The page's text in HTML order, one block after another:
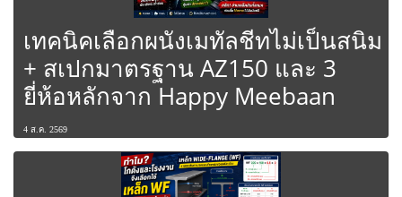
เทคนิคเลือกผนังเมทัลชีทไม่เป็นสนิม
+ สเปกมาตรฐาน AZ150 และ 3
ยี่ห้อหลักจาก Happy Meebaan
4 ส.ค. 2569